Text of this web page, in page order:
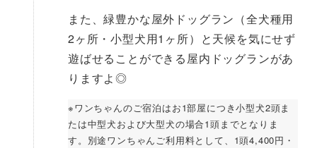
また、緑豊かな屋外ドッグラン（全犬種用
2ヶ所・小型犬用1ヶ所）と天候を気にせず
遊ばせることができる屋内ドッグランがあ
りますよ◎
※ワンちゃんのご宿泊はお1部屋につき小型犬2頭ま
たは中型犬および大型犬の場合1頭までとなりま
す。別途ワンちゃんご利用料として、1頭4,400円・